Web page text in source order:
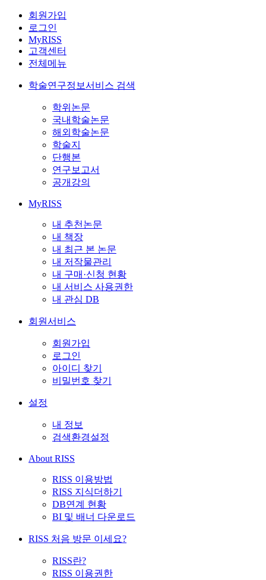
회원가입
로그인
MyRISS
고객센터
전체메뉴
학술연구정보서비스 검색
학위논문
국내학술논문
해외학술논문
학술지
단행본
연구보고서
공개강의
MyRISS
내 추천논문
내 책장
내 최근 본 논문
내 저작물관리
내 구매·신청 현황
내 서비스 사용권한
내 관심 DB
회원서비스
회원가입
로그인
아이디 찾기
비밀번호 찾기
설정
내 정보
검색환경설정
About RISS
RISS 이용방법
RISS 지식더하기
DB연계 현황
BI 및 배너 다운로드
RISS 처음 방문 이세요?
RISS란?
RISS 이용권한